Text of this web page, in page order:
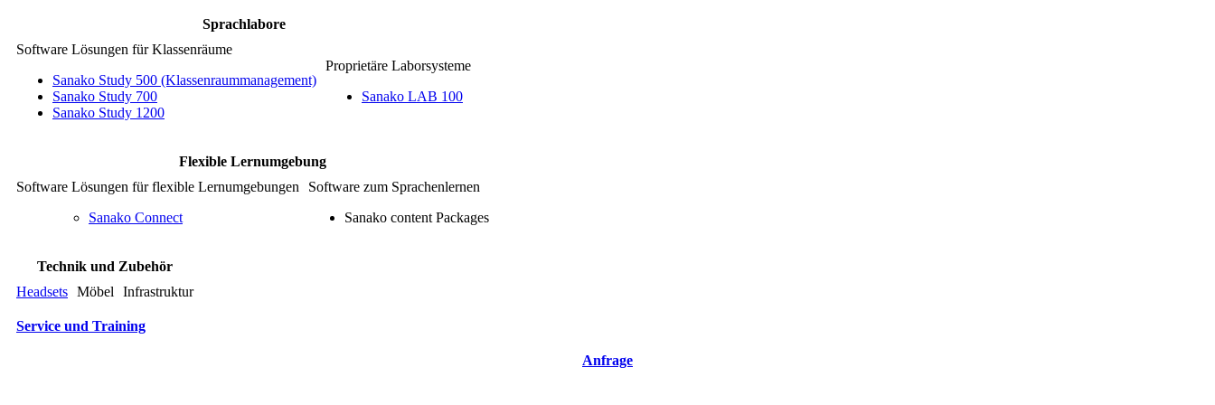
Sprachlabore
Software Lösungen für Klassenräume
Sanako Study 500 (Klassenraummanagement)
Sanako Study 700
Sanako Study 1200
Proprietäre Laborsysteme
Sanako LAB 100
Flexible Lernumgebung
Software Lösungen für flexible Lernumgebungen
Sanako Connect
Software zum Sprachenlernen
Sanako content Packages
Technik und Zubehör
Headsets Möbel Infrastruktur
Service und Training
Anfrage